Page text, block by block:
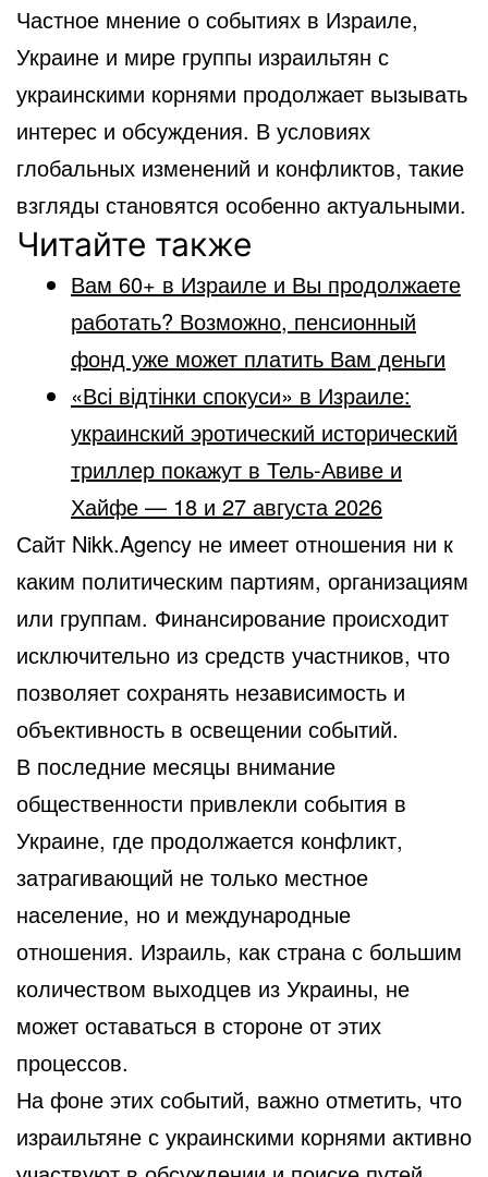
Частное мнение о событиях в Израиле,
Украине и мире группы израильтян с
украинскими корнями продолжает вызывать
интерес и обсуждения. В условиях
глобальных изменений и конфликтов, такие
взгляды становятся особенно актуальными.
Читайте также
Вам 60+ в Израиле и Вы продолжаете
работать? Возможно, пенсионный
фонд уже может платить Вам деньги
«Всі відтінки спокуси» в Израиле:
украинский эротический исторический
триллер покажут в Тель-Авиве и
Хайфе — 18 и 27 августа 2026
Сайт Nikk.Agency не имеет отношения ни к
каким политическим партиям, организациям
или группам. Финансирование происходит
исключительно из средств участников, что
позволяет сохранять независимость и
объективность в освещении событий.
В последние месяцы внимание
общественности привлекли события в
Украине, где продолжается конфликт,
затрагивающий не только местное
население, но и международные
отношения. Израиль, как страна с большим
количеством выходцев из Украины, не
может оставаться в стороне от этих
процессов.
На фоне этих событий, важно отметить, что
израильтяне с украинскими корнями активно